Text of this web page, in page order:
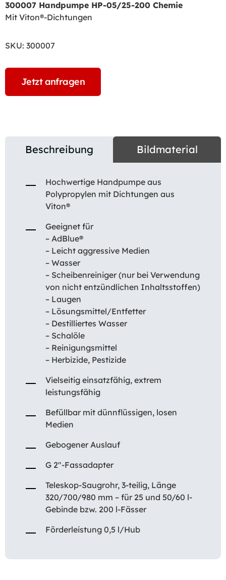
300007 Handpumpe HP-05/25-200 Chemie
Mit Viton®-Dichtungen
SKU: 300007
Jetzt anfragen
Beschreibung Bildmaterial
Hochwertige Handpumpe aus
Polypropylen mit Dichtungen aus
Viton®
Geeignet für
– AdBlue®
– Leicht aggressive Medien
– Wasser
– Scheibenreiniger (nur bei Verwendung
von nicht entzündlichen Inhaltsstoffen)
– Laugen
– Lösungsmittel/Entfetter
– Destilliertes Wasser
– Schalöle
– Reinigungsmittel
– Herbizide, Pestizide
Vielseitig einsatzfähig, extrem
leistungsfähig
Befüllbar mit dünnflüssigen, losen
Medien
Gebogener Auslauf
G 2″-Fassadapter
Teleskop-Saugrohr, 3-teilig, Länge
320/700/980 mm – für 25 und 50/60 l-
Gebinde bzw. 200 l-Fässer
Förderleistung 0,5 l/Hub